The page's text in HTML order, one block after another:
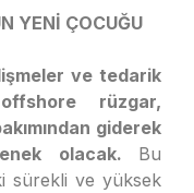
YENİ ÇOCUĞU
ve tedarik
rüzgar,
giderek
olacak. Bu
sürekli ve yüksek